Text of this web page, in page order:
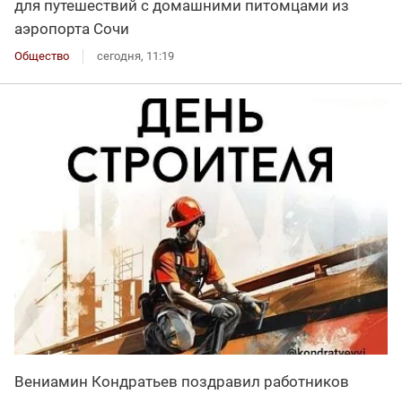
для путешествий с домашними питомцами из
аэропорта Сочи
Общество сегодня, 11:19
Вениамин Кондратьев поздравил работников